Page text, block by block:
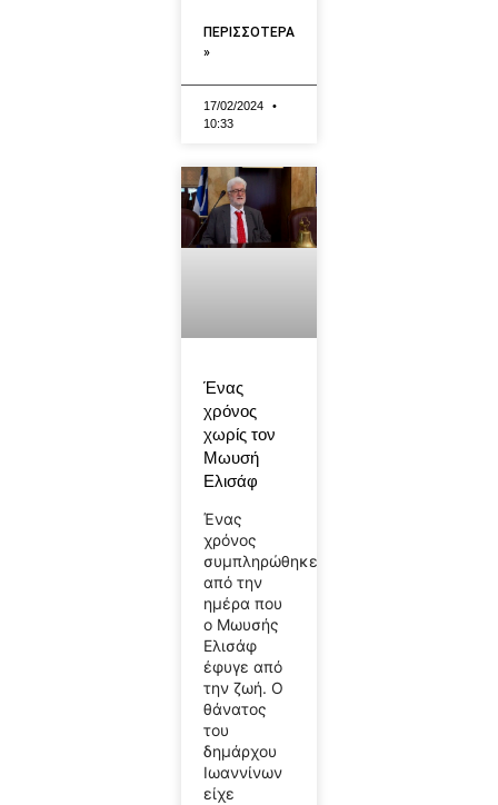
ΠΕΡΙΣΣΟΤΕΡΑ
»
17/02/2024
10:33
Ένας
χρόνος
χωρίς τον
Μωυσή
Ελισάφ
Ένας
χρόνος
συμπληρώθηκε
από την
ημέρα που
ο Μωυσής
Ελισάφ
έφυγε από
την ζωή. Ο
θάνατος
του
δημάρχου
Ιωαννίνων
είχε